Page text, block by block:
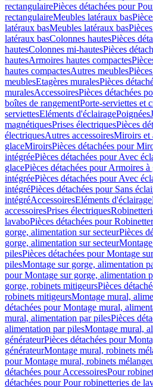
rectangulairePièces détachées pour
rectangulaireMeubles latéraux bas
latéraux basMeubles latéraux bas
latéraux basColonnes hautesPièces
hautesColonnes mi-hautesPièces
hautesArmoires hautes compactes
hautes compactesAutres meubles
meublesEtagères muralesPièces
muralesAccessoiresPièces détachées
boîtes de rangementPorte-serviettes et
serviettesEléments d'éclairagePoignées
magnétiquesPrises électriquesPièces
électriquesAutres accessoiresMiroirs et
glaceMiroirsPièces détachées pour
intégréePièces détachées pour Avec
glacePièces détachées pour Armoires à
intégréePièces détachées pour Avec
intégréPièces détachées pour Sans
intégréAccessoiresEléments d'éclairage
accessoiresPrises électriques
lavaboPièces détachées pour
gorge, alimentation sur secteurPièces
gorge, alimentation sur secteur
pilesPièces détachées pour Montage
pilesMontage sur gorge, alimentation
pour Montage sur gorge, alimentation
gorge, robinets mitigeursPièces
robinets mitigeursMontage mural,
détachées pour Montage mural,
mural, alimentation par pilesPièces
alimentation par pilesMontage mural,
générateurPièces détachées pour
générateurMontage mural, robinets
pour Montage mural, robinets
détachées pour AccessoiresPour
détachées pour Pour robinetteries de